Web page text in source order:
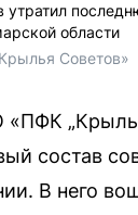
утратил
области
Советов»
состав
В него